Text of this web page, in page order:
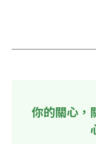
你的關心，